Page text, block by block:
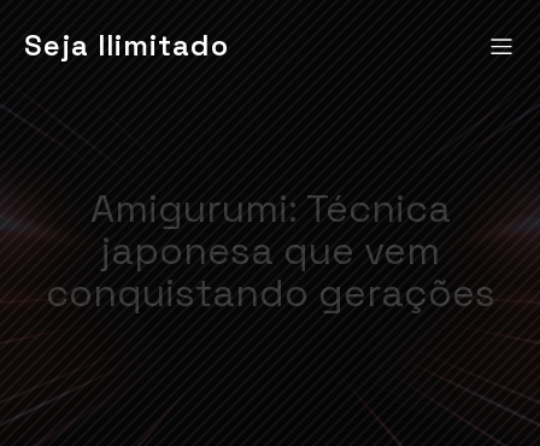
Seja Ilimitado
Amigurumi: Técnica
japonesa que vem
conquistando gerações